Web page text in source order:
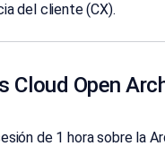
del cliente (CX).
Cloud Open
de 1 hora sobre la